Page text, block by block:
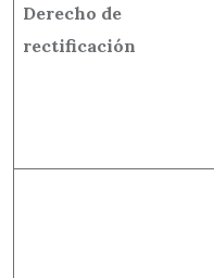
Derecho de
rectificación